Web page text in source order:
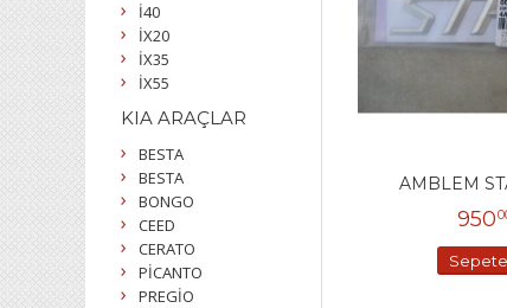
AMBLEM
950
İ40
İX20
İX35
İX55
KIA ARAÇLAR
BESTA
BESTA
BONGO
CEED
CERATO
PİCANTO
PREGİO